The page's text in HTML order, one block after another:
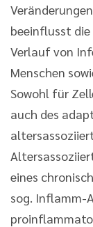
beeinflusst
Verlauf von
Menschen
Sowohl für
auch des
eines
sog. Inflamm-